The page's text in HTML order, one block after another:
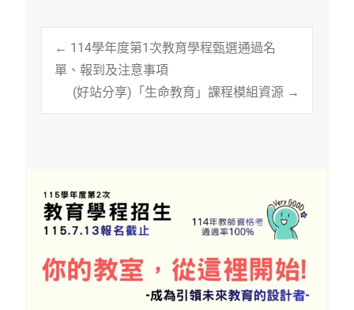
Post
navigation
← 114學年度第1次教育學程甄選通過名
單、報到及注意事項
(好站分享)「生命教育」課程模組資源 →